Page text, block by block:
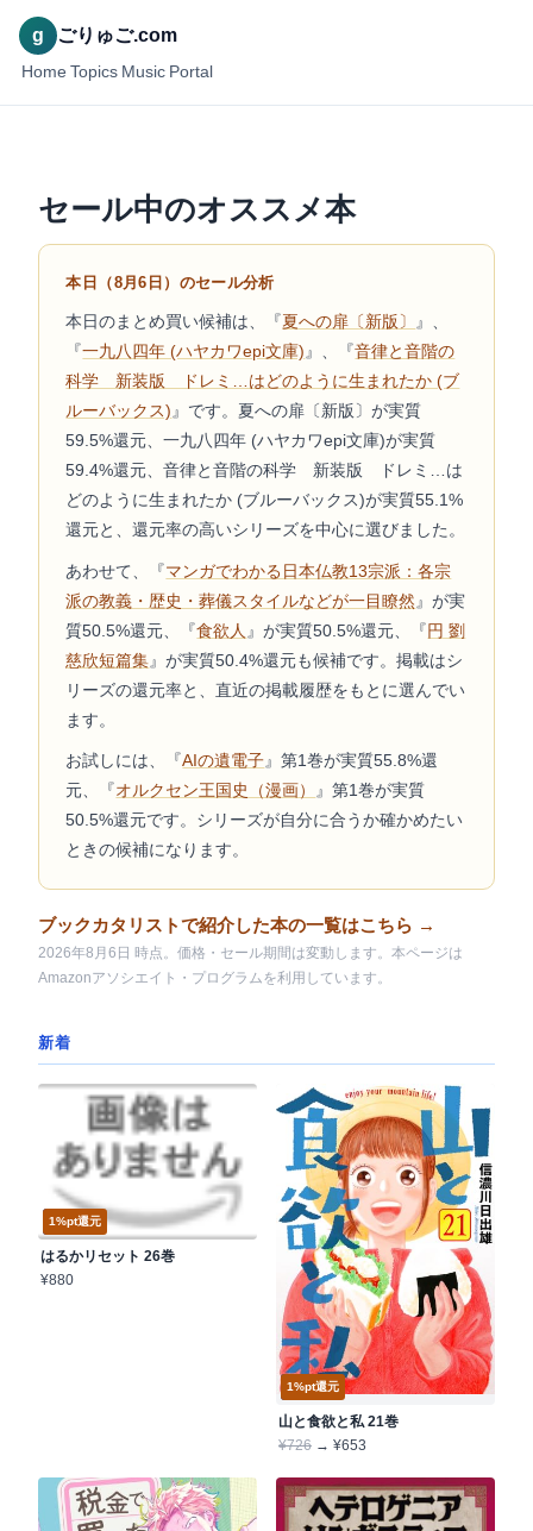
g ごりゅご.com
Home Topics Music Portal
セール中のオススメ本
本日（8月6日）のセール分析
本日のまとめ買い候補は、『夏への扉〔新版〕
』、
『一九八四年 (ハヤカワepi文庫) 』、『音律と音階の
科学 新装版 ドレミ…はどのように生まれたか (ブ
ルーバックス) 』です。夏への扉〔新版〕が実質
59.5%還元、一九八四年 (ハヤカワepi文庫)が実質
59.4%還元、音律と音階の科学 新装版 ドレミ…は
どのように生まれたか (ブルーバックス)が実質55.1%
還元と、還元率の高いシリーズを中心に選びました。
あわせて、『マンガでわかる日本仏教13宗派：各宗
派の教義・歴史・葬儀スタイルなどが一目瞭然 』が実
質50.5%還元、『食欲人 』が実質50.5%還元、『円 劉
慈欣短篇集』が実質50.4%還元も候補です。掲載はシ
リーズの還元率と、直近の掲載履歴をもとに選んでい
ます。
お試しには、『AIの遺電子』第1巻が実質55.8%還
元、『オルクセン王国史（漫画）
』第1巻が実質
50.5%還元です。シリーズが自分に合うか確かめたい
ときの候補になります。
ブックカタリストで紹介した本の一覧はこちら →
2026年8月6日 時点。価格・セール期間は変動します。本ページは
Amazonアソシエイト・プログラムを利用しています。
新着
9/17発売
1%pt還元
はるかリセット 26巻
¥880
8/7発売
1%pt還元
山と食欲と私 21巻
¥726 → ¥653